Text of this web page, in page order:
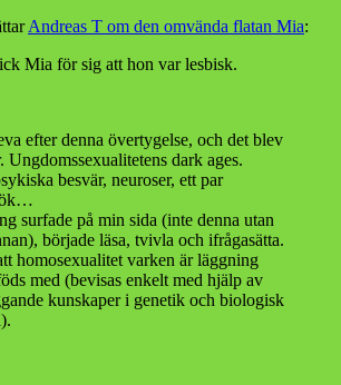
Andreas T om den omvända flatan Mia:
Mia för sig att hon var lesbisk.
efter denna övertygelse, och det blev
Ungdomssexualitetens dark ages.
besvär, neuroser, ett par
surfade på min sida (inte denna utan
började läsa, tvivla och ifrågasätta.
homosexualitet varken är läggning
med (bevisas enkelt med hjälp av
kunskaper i genetik och biologisk